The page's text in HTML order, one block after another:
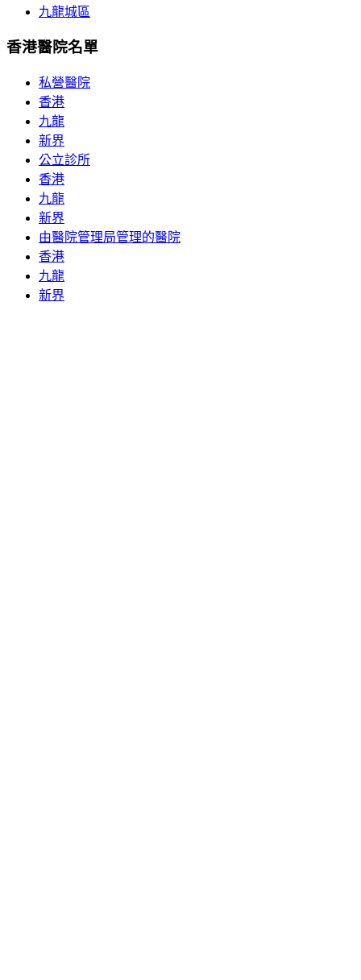
九龍城區
香港醫院名單
私營醫院
香港
九龍
新界
公立診所
香港
九龍
新界
由醫院管理局管理的醫院
香港
九龍
新界